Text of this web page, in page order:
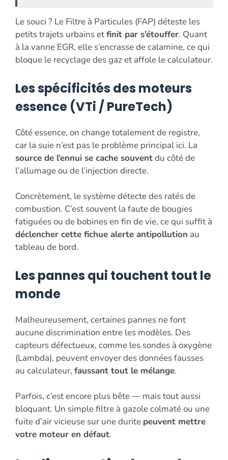
Le souci ? Le Filtre à Particules (FAP) déteste les
petits trajets urbains etfinit par s’étouffer. Quant
à la vanne EGR, elle s’encrasse de calamine, ce qui
bloque le recyclage des gaz et affole le calculateur.
Les spécificités des moteurs
essence (VTi / PureTech)
Côté essence, on change totalement de registre,
car la suie n’est pas le problème principal ici. La
source de l’ennui se cache souventdu côté de
l’allumage ou de l’injection directe.
Concrètement, le système détecte des ratés de
combustion. C’est souvent la faute de bougies
fatiguées ou de bobines en fin de vie, ce qui suffit à
déclencher cette fichue alerte antipollution au
tableau de bord.
Les pannes qui touchent tout le
monde
Malheureusement, certaines pannes ne font
aucune discrimination entre les modèles. Des
capteurs défectueux, comme les sondes à oxygène
(Lambda), peuvent envoyer des données fausses
au calculateur, faussant tout le mélange.
Parfois, c’est encore plus bête — mais tout aussi
bloquant. Un simple filtre à gazole colmaté ou une
fuite d’air vicieuse sur une durite peuvent mettre
votre moteur en défaut.